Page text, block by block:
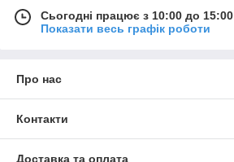
Сьогодні працює з 10:00 до 15:00
Показати весь графік роботи
Про нас
Контакти
Доставка та оплата